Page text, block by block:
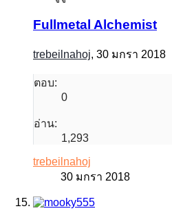
Fullmetal Alchemist
trebeilnahoj, 30 มกรา 2018
ตอบ:
0
อ่าน:
1,293
trebeilnahoj
30 มกรา 2018